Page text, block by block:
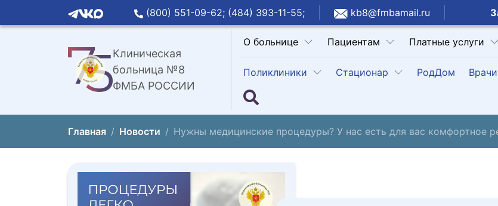
(800) 551-09-62; (484) 393-11-55; kb8@fmbamail.ru
Клиническая
больница №8
ФМБА РОССИИ
О больнице Пациентам Платные услуги
Поликлиники Стационар РодДом Врачи
Главная Новости Нужны медицинские процедуры? У нас есть для вас комфортное